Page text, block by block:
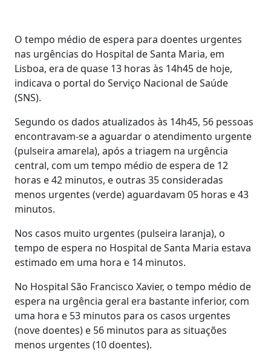
O tempo médio de espera para doentes urgentes
nas urgências do Hospital de Santa Maria, em
Lisboa, era de quase 13 horas às 14h45 de hoje,
indicava o portal do Serviço Nacional de Saúde
(SNS).
Segundo os dados atualizados às 14h45, 56 pessoas
encontravam-se a aguardar o atendimento urgente
(pulseira amarela), após a triagem na urgência
central, com um tempo médio de espera de 12
horas e 42 minutos, e outras 35 consideradas
menos urgentes (verde) aguardavam 05 horas e 43
minutos.
Nos casos muito urgentes (pulseira laranja), o
tempo de espera no Hospital de Santa Maria estava
estimado em uma hora e 14 minutos.
No Hospital São Francisco Xavier, o tempo médio de
espera na urgência geral era bastante inferior, com
uma hora e 53 minutos para os casos urgentes
(nove doentes) e 56 minutos para as situações
menos urgentes (10 doentes).